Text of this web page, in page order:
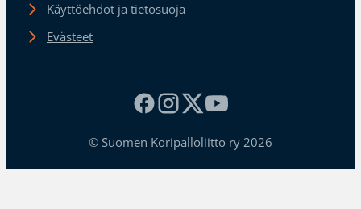
Käyttöehdot ja tietosuoja
Evästeet
© Suomen Koripalloliitto ry 2026